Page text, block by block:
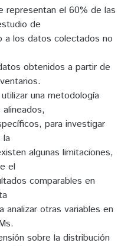
representan el 60% de las
de
a los datos colectados no
obtenidos a partir de
una metodología
para investigar
la
algunas limitaciones,
el
comparables en
analizar otras variables en
sobre la distribución